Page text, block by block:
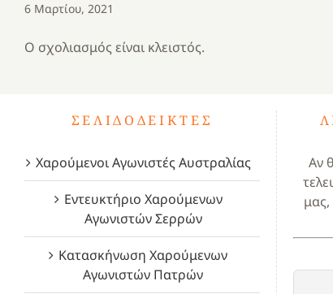
6 Μαρτίου, 2021
Ο σχολιασμός είναι κλειστός.
ΣΕΛΙΔΟΔΕΊΚΤΕΣ
Χαρούμενοι Αγωνιστές Αυστραλίας
Εντευκτήριο Χαρούμενων
Αγωνιστών Σερρών
Κατασκήνωση Χαρούμενων
Αγωνιστών Πατρών
Αν